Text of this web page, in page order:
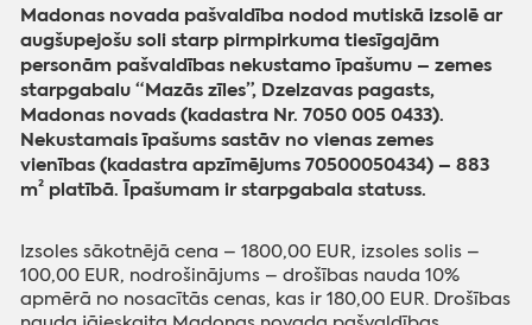
Madonas novada pašvaldība nodod mutiskā izsolē ar
augšupejošu soli starp pirmpirkuma tiesīgajām
personām pašvaldības nekustamo īpašumu – zemes
starpgabalu “Mazās zīles”, Dzelzavas pagasts,
Madonas novads (kadastra Nr. 7050 005 0433).
Nekustamais īpašums sastāv no vienas zemes
vienības (kadastra apzīmējums 70500050434) – 883
m² platībā. Īpašumam ir starpgabala statuss.
Izsoles sākotnējā cena – 1800,00 EUR, izsoles solis –
100,00 EUR, nodrošinājums – drošības nauda 10%
apmērā no nosacītās cenas, kas ir 180,00 EUR. Drošības